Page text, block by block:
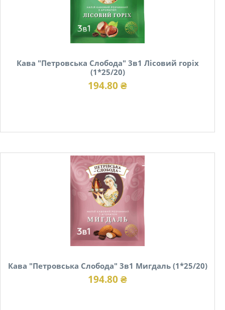
Кава "Петровська Слобода" 3в1 Лісовий горіх
(1*25/20)
194.80 ₴
Кава "Петровська Слобода" 3в1 Мигдаль (1*25/20)
194.80 ₴